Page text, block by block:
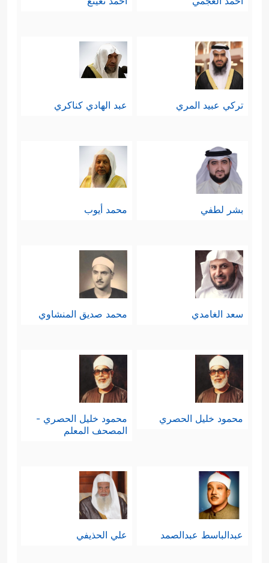
تركي عبيد المري عبد الهادي كناكري
بشر لطفي محمد أيوب
سعد الغامدي محمد صديق المنشاوي
محمود خليل الحصري
محمود خليل الحصري -
المصحف المعلم
عبدالباسط عبدالصمد علي الحذيفي